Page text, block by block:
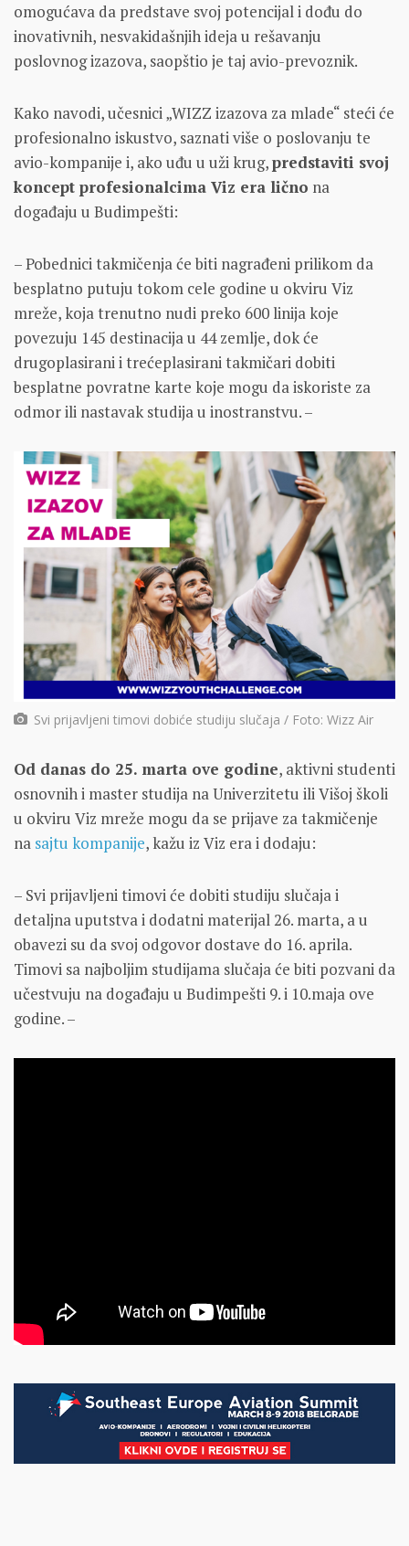
omogućava da predstave svoj potencijal i dođu do
inovativnih, nesvakidašnjih ideja u rešavanju
poslovnog izazova, saopštio je taj avio-prevoznik.
Kako navodi, učesnici „WIZZ izazova za mlade“ steći će
profesionalno iskustvo, saznati više o poslovanju te
avio-kompanije i, ako uđu u uži krug,predstaviti svoj
koncept profesionalcima Viz era lično na
događaju u Budimpešti:
– Pobednici takmičenja će biti nagrađeni prilikom da
besplatno putuju tokom cele godine u okviru Viz
mreže, koja trenutno nudi preko 600 linija koje
povezuju 145 destinacija u 44 zemlje, dok će
drugoplasirani i trećeplasirani takmičari dobiti
besplatne povratne karte koje mogu da iskoriste za
odmor ili nastavak studija u inostranstvu. –
Svi prijavljeni timovi dobiće studiju slučaja / Foto: Wizz Air
Od danas do 25. marta ove godine, aktivni studenti
osnovnih i master studija na Univerzitetu ili Višoj školi
u okviru Viz mreže mogu da se prijave za takmičenje
na sajtu kompanije, kažu iz Viz era i dodaju:
– Svi prijavljeni timovi će dobiti studiju slučaja i
detaljna uputstva i dodatni materijal 26. marta, a u
obavezi su da svoj odgovor dostave do 16. aprila.
Timovi sa najboljim studijama slučaja će biti pozvani da
učestvuju na događaju u Budimpešti 9. i 10.maja ove
godine. –